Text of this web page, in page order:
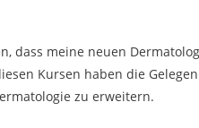
dass meine neuen
Kursen haben die
zu erweitern.